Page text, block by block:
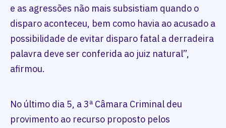
e as agressões não mais subsistiam quando o
disparo aconteceu, bem como havia ao acusado a
possibilidade de evitar disparo fatal a derradeira
palavra deve ser conferida ao juiz natural”,
afirmou.
No último dia 5, a 3ª Câmara Criminal deu
provimento ao recurso proposto pelos